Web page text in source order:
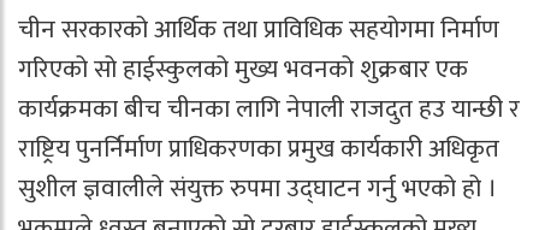
चीन सरकारको आर्थिक तथा प्राविधिक सहयोगमा निर्माण
गरिएको सो हाईस्कुलको मुख्य भवनको शुक्रबार एक
कार्यक्रमका बीच चीनका लागि नेपाली राजदुत हउ यान्छी र
राष्ट्रिय पुनर्निर्माण प्राधिकरणका प्रमुख कार्यकारी अधिकृत
सुशील ज्ञवालीले संयुक्त रुपमा उद्घाटन गर्नु भएको हो ।